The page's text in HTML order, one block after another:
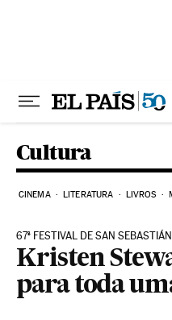
Cultura
CINEMA LITERATURA LIVROS
67ª FESTIVAL DE SAN SEBASTIÁN
Kristen
para toda